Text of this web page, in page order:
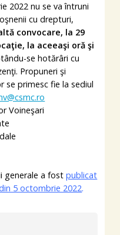
2022 nu se va întruni
cu drepturi,
convocare, la 29
la aceeaşi oră şi
se hotărâri cu
Propuneri şi
se primesc fie la sediul
Voineşari
generale a fostpublicat
5 octombrie 2022.